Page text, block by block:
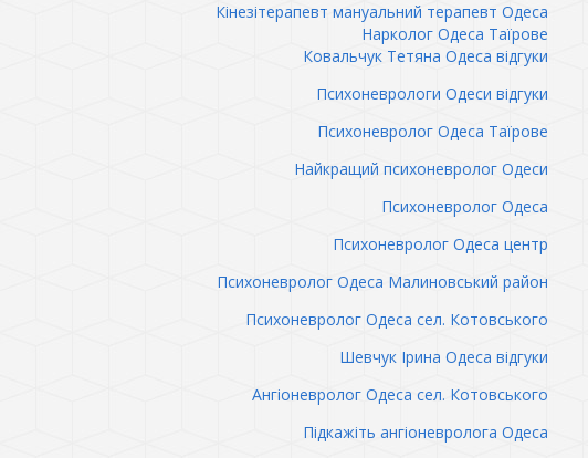
Кінезітерапевт мануальний терапевт Одеса
Нарколог Одеса Таїрове
Ковальчук Тетяна Одеса відгуки
Психоневрологи Одеси відгуки
Психоневролог Одеса Таїрове
Найкращий психоневролог Одеси
Психоневролог Одеса
Психоневролог Одеса центр
Психоневролог Одеса Малиновський район
Психоневролог Одеса сел. Котовського
Шевчук Ірина Одеса відгуки
Ангіоневролог Одеса сел. Котовського
Підкажіть ангіоневролога Одеса